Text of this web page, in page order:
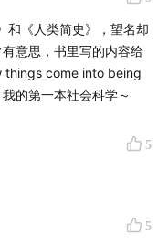
和《人类简史》，望名却
意思，书里写的内容给
things come into being
的第一本社会科学～
5
5